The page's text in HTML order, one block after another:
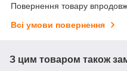
Повернення товару
Всі умови повернення
З цим товаром також